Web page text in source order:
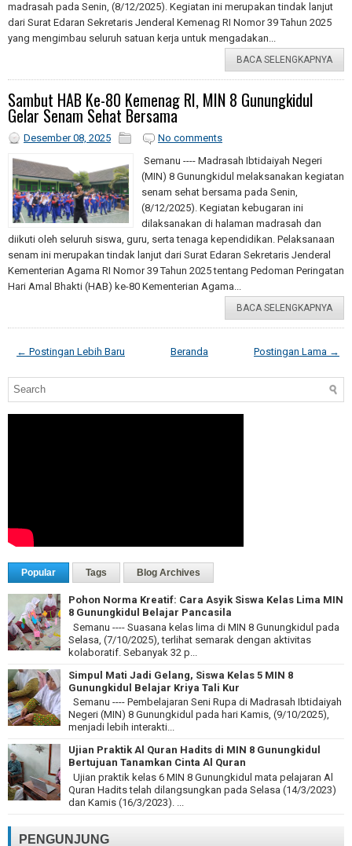
madrasah pada Senin, (8/12/2025). Kegiatan ini merupakan tindak lanjut
dari Surat Edaran Sekretaris Jenderal Kemenag RI Nomor 39 Tahun 2025
yang mengimbau seluruh satuan kerja untuk mengadakan...
BACA SELENGKAPNYA
Sambut HAB Ke-80 Kemenag RI, MIN 8 Gunungkidul
Gelar Senam Sehat Bersama
Desember 08, 2025
No comments
Semanu ---- Madrasah Ibtidaiyah Negeri
(MIN) 8 Gunungkidul melaksanakan kegiatan
senam sehat bersama pada Senin,
(8/12/2025). Kegiatan kebugaran ini
dilaksanakan di halaman madrasah dan
diikuti oleh seluruh siswa, guru, serta tenaga kependidikan. Pelaksanaan
senam ini merupakan tindak lanjut dari Surat Edaran Sekretaris Jenderal
Kementerian Agama RI Nomor 39 Tahun 2025 tentang Pedoman Peringatan
Hari Amal Bhakti (HAB) ke-80 Kementerian Agama...
BACA SELENGKAPNYA
← Postingan Lebih Baru Postingan Lama →
Beranda
Popular Tags Blog Archives
Pohon Norma Kreatif: Cara Asyik Siswa Kelas Lima MIN
8 Gunungkidul Belajar Pancasila
Semanu ---- Suasana kelas lima di MIN 8 Gunungkidul pada
Selasa, (7/10/2025), terlihat semarak dengan aktivitas
kolaboratif. Sebanyak 32 p...
Simpul Mati Jadi Gelang, Siswa Kelas 5 MIN 8
Gunungkidul Belajar Kriya Tali Kur
Semanu ---- Pembelajaran Seni Rupa di Madrasah Ibtidaiyah
Negeri (MIN) 8 Gunungkidul pada hari Kamis, (9/10/2025),
menjadi lebih interakti...
Ujian Praktik Al Quran Hadits di MIN 8 Gunungkidul
Bertujuan Tanamkan Cinta Al Quran
Ujian praktik kelas 6 MIN 8 Gunungkidul mata pelajaran Al
Quran Hadits telah dilangsungkan pada Selasa (14/3/2023)
dan Kamis (16/3/2023). ...
PENGUNJUNG